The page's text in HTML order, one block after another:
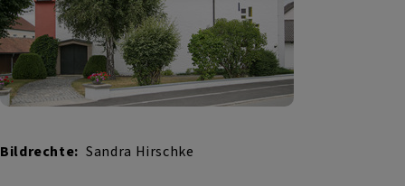
Bildrechte Sandra Hirschke